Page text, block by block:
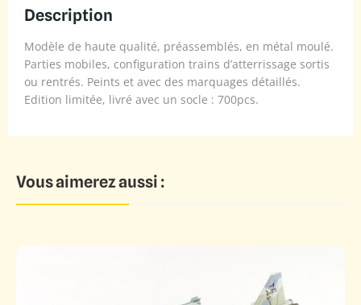
Description
Modèle de haute qualité, préassemblés, en métal moulé.
Parties mobiles, configuration trains d’atterrissage sortis
ou rentrés. Peints et avec des marquages détaillés.
Edition limitée, livré avec un socle : 700pcs.
Vous aimerez aussi :